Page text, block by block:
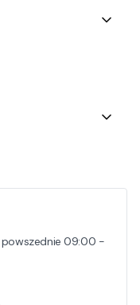
powszednie 09:00 -